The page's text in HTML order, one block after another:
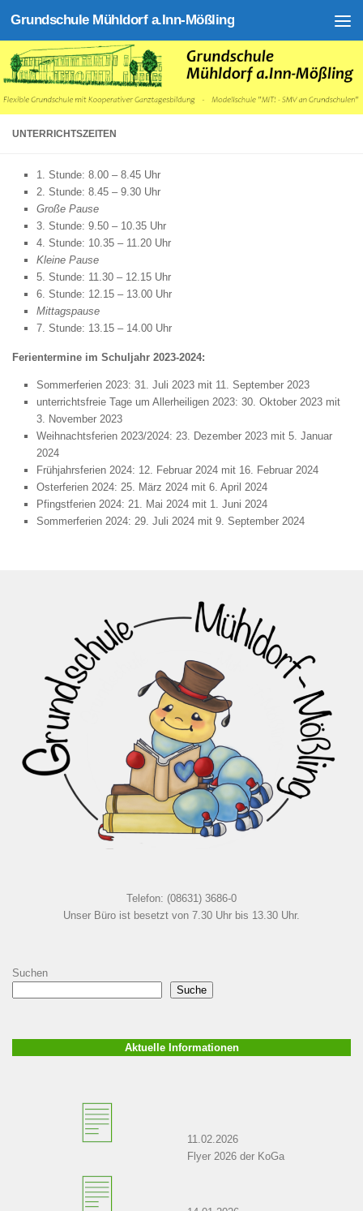
Zum Inhalt springen
Grundschule Mühldorf a.Inn-Mößling
UNTERRICHTSZEITEN
1. Stunde: 8.00 – 8.45 Uhr
2. Stunde: 8.45 – 9.30 Uhr
Große Pause
3. Stunde: 9.50 – 10.35 Uhr
4. Stunde: 10.35 – 11.20 Uhr
Kleine Pause
5. Stunde: 11.30 – 12.15 Uhr
6. Stunde: 12.15 – 13.00 Uhr
Mittagspause
7. Stunde: 13.15 – 14.00 Uhr
Ferientermine im Schuljahr 2023-2024:
Sommerferien 2023: 31. Juli 2023 mit 11. September 2023
unterrichtsfreie Tage um Allerheiligen 2023: 30. Oktober 2023 mit
3. November 2023
Weihnachtsferien 2023/2024: 23. Dezember 2023 mit 5. Januar
2024
Frühjahrsferien 2024: 12. Februar 2024 mit 16. Februar 2024
Osterferien 2024: 25. März 2024 mit 6. April 2024
Pfingstferien 2024: 21. Mai 2024 mit 1. Juni 2024
Sommerferien 2024: 29. Juli 2024 mit 9. September 2024
Telefon: (08631) 3686-0
Unser Büro ist besetzt von 7.30 Uhr bis 13.30 Uhr.
Suchen
Suche
Aktuelle Informationen
11.02.2026
Flyer 2026 der KoGa